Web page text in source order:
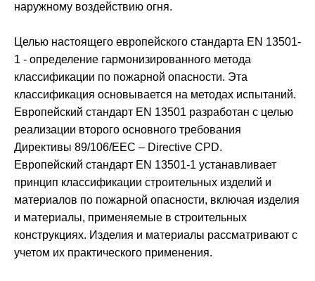
наружному воздействию огня.
Целью настоящего европейского стандарта EN 13501-
1 - определение гармонизированного метода
классификации по пожарной опасности. Эта
классификация основывается на методах испытаний.
Европейский стандарт EN 13501 разработан с целью
реализации второго основного требования
Директивы 89/106/ЕЕС – Directive CPD.
Европейский стандарт EN 13501-1 устанавливает
принцип классификации строительных изделий и
материалов по пожарной опасности, включая изделия
и материалы, применяемые в строительных
конструкциях. Изделия и материалы рассматривают с
учетом их практического применения.